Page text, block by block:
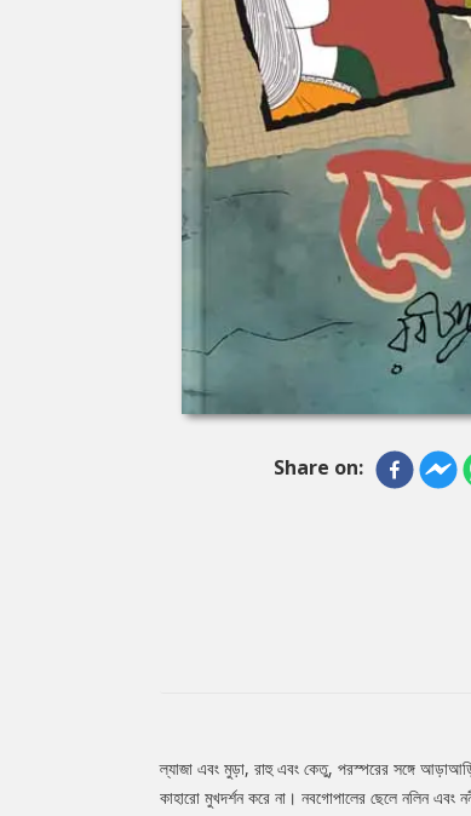
Share on:
Tab
ল্যাজা এবং মুড়া, রাহু এবং কেতু, পরস্পরের সঙ্গে
কাহারো মুখদর্শন করে না। নবগোপালের ছেলে নলিন